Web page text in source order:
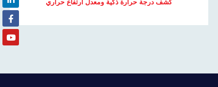
كشف درجة حرارة ذكية ومعدل ارتفاع حراري